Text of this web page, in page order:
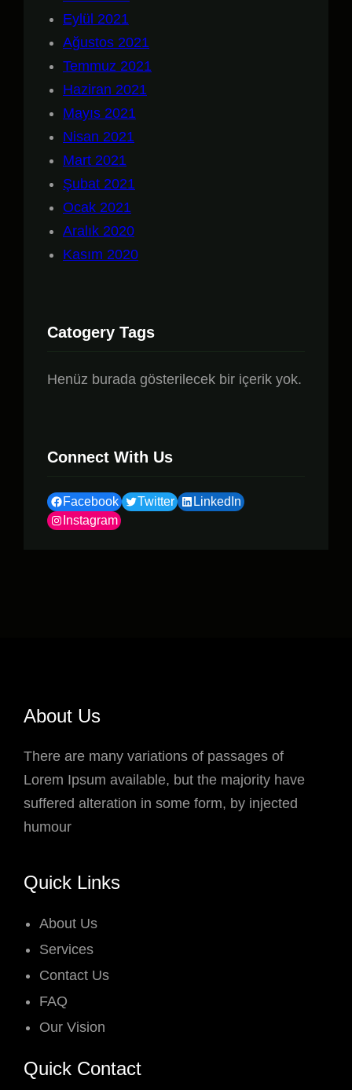
Eylül 2021
Ağustos 2021
Temmuz 2021
Haziran 2021
Mayıs 2021
Nisan 2021
Mart 2021
Şubat 2021
Ocak 2021
Aralık 2020
Kasım 2020
Catogery Tags
Henüz burada gösterilecek bir içerik yok.
Connect With Us
Facebook Twitter
LinkedIn
Instagram
About Us
There are many variations of passages of
Lorem Ipsum available, but the majority have
suffered alteration in some form, by injected
humour
Quick Links
About Us
Services
Contact Us
FAQ
Our Vision
Quick Contact